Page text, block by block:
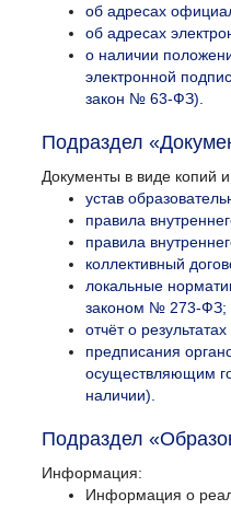
об адресах
об адресах
о наличии
электронной
закон № 63-ФЗ).
Подраздел
Документы в виде копий и
устав
правила
правила
коллективный
локальные
законом № 273-ФЗ;
отчёт о
предписания
осуществляющим
наличии).
Подраздел
Информация:
Информация о